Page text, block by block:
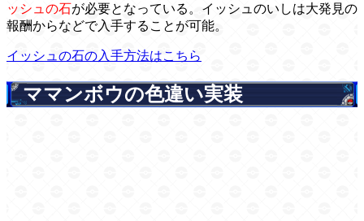
ッシュの石が必要となっている。イッシュのいしは大発見の
報酬からなどで入手することが可能。
イッシュの石の入手方法はこちら
ママンボウの色違い実装